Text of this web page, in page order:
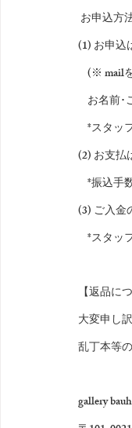
お申込方
(1) お申込
(※
お
*ス
(2) お支払
*振
(3) ご入金
*ス
【返品に
大変申し
乱丁本等
gallery